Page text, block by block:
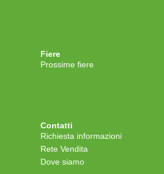
Fiere
Prossime fiere
Contatti
Richiesta informazioni
Rete Vendita
Dove siamo